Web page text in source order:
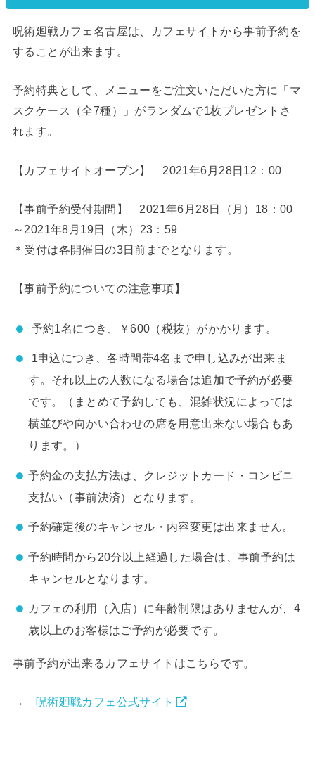
呪術廻戦カフェ名古屋は、カフェサイトから事前予約を
することが出来ます。
予約特典として、メニューをご注文いただいた方に「マ
スクケース（全7種）」がランダムで1枚プレゼントさ
れます。
【カフェサイトオープン】 2021年6月28日12：00
【事前予約受付期間】 2021年6月28日（月）18：00
～2021年8月19日（木）23：59
＊受付は各開催日の3日前までとなります。
【事前予約についての注意事項】
予約1名につき、￥600（税抜）がかかります。
1申込につき、各時間帯4名まで申し込みが出来ま
す。それ以上の人数になる場合は追加で予約が必要
です。（まとめて予約しても、混雑状況によっては
横並びや向かい合わせの席を用意出来ない場合もあ
ります。）
予約金の支払方法は、クレジットカード・コンビニ
支払い（事前決済）となります。
予約確定後のキャンセル・内容変更は出来ません。
予約時間から20分以上経過した場合は、事前予約は
キャンセルとなります。
カフェの利用（入店）に年齢制限はありませんが、4
歳以上のお客様はご予約が必要です。
事前予約が出来るカフェサイトはこちらです。
→ 呪術廻戦カフェ公式サイト